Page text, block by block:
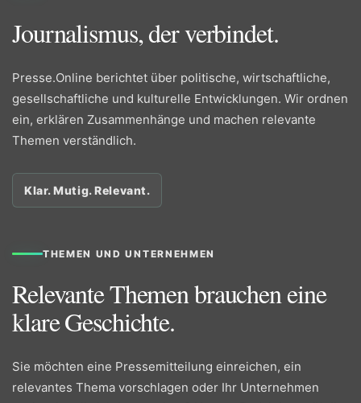
Journalismus, der verbindet.
Presse.Online berichtet über politische, wirtschaftliche,
gesellschaftliche und kulturelle Entwicklungen. Wir ordnen
ein, erklären Zusammenhänge und machen relevante
Themen verständlich.
Klar. Mutig. Relevant.
THEMEN UND UNTERNEHMEN
Relevante Themen brauchen eine
klare Geschichte.
Sie möchten eine Pressemitteilung einreichen, ein
relevantes Thema vorschlagen oder Ihr Unternehmen